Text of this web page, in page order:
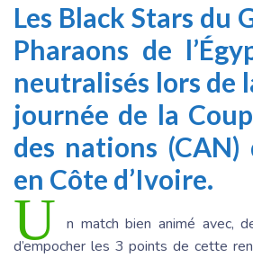
Les Black Stars du
Pharaons de
neutralisés lors de
journée de la
des nations
en Côte d’Ivoire.
U n match bien animé avec,
d’empocher les 3 points de cette